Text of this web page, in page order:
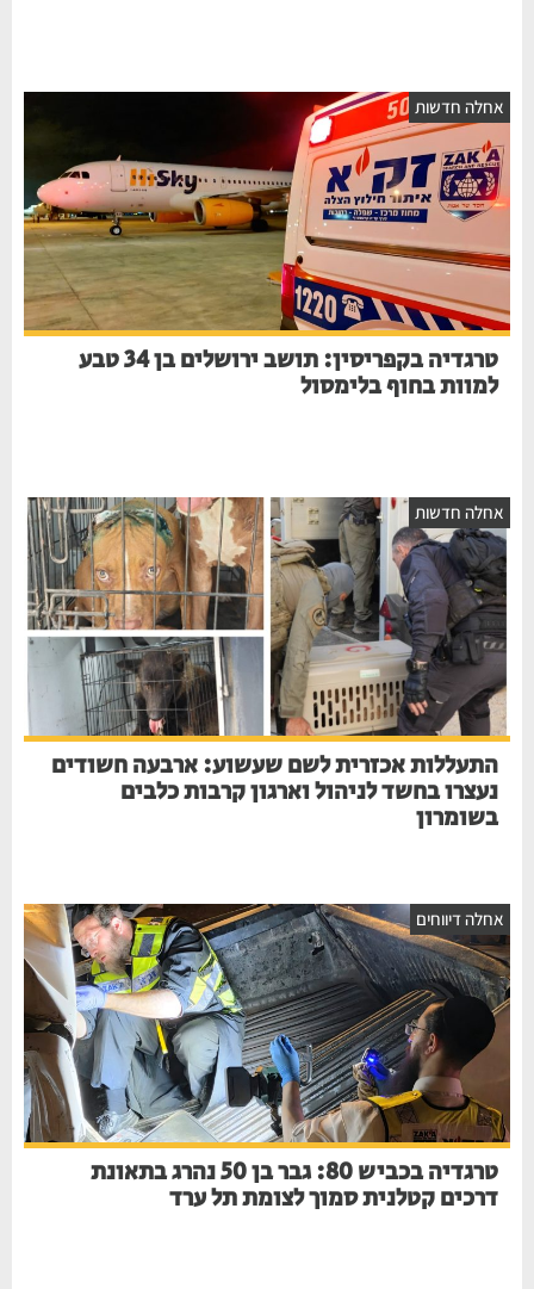
חדשות
טרגדיה בקפריסין: תושב ירושלים בן 34 טבע
למוות בחוף בלימסול
חדשות
התעללות אכזרית לשם שעשוע: ארבעה חשודים
נעצרו בחשד לניהול וארגון קרבות כלבים
בשומרון
דיווחים
טרגדיה בכביש 80: גבר בן 50 נהרג בתאונת
דרכים קטלנית סמוך לצומת תל ערד